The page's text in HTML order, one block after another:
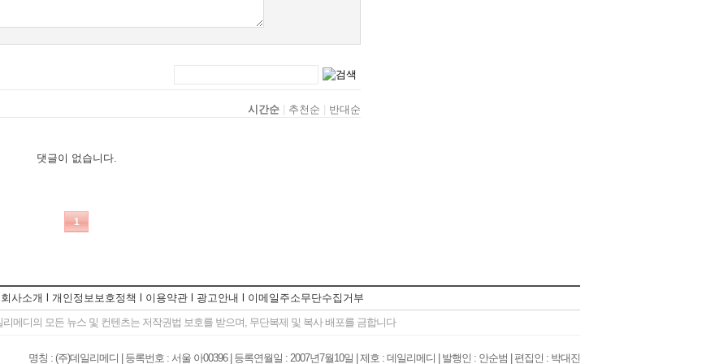
회사소개 개인정보보호정책 이용약관l 광고안내
이메일주소무단수집거부
리메디의 모든 뉴스 및 컨텐츠는 저작권법 보호를 받으며, 무단복제 및 복사 배포를 금합니다
명칭 : (주)데일리메디 | 등록번호 : 서울 아00396 | 등록연월일 : 2007년7월10일 | 제호 : 데일리메디 | 발행인 : 안순범 | 편집인 : 박대진